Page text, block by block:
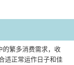
的繁多消费需求，收
适正常运作日子和佳